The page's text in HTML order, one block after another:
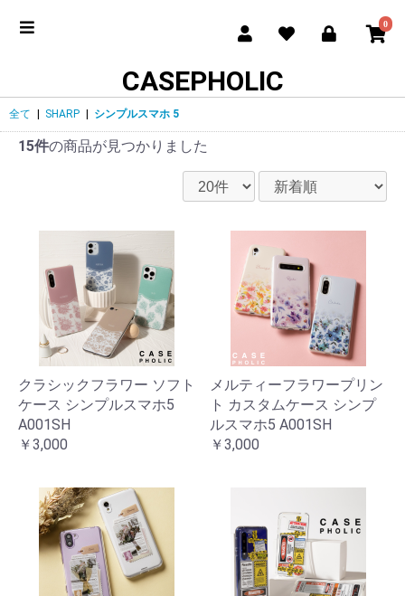
0
CASEPHOLIC
全て | SHARP | シンプルスマホ 5
15件の商品が見つかりました
クラシックフラワー ソフト
ケース シンプルスマホ5
A001SH
￥3,000
メルティーフラワープリン
ト カスタムケース シンプ
ルスマホ5 A001SH
￥3,000